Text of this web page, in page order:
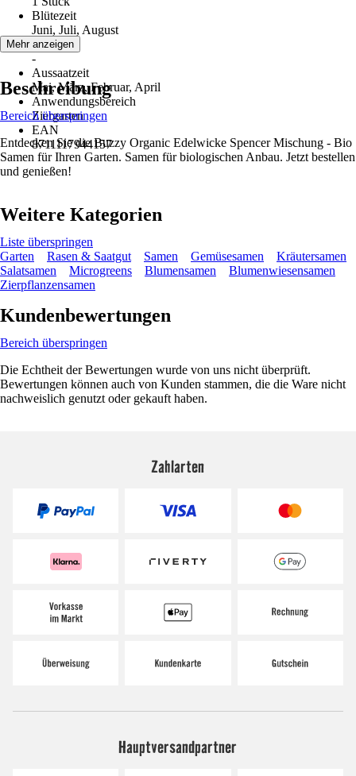
Blütezeit
Juni, Juli, August
Erntezeit
-
Aussaatzeit
Mai, März, Februar, April
Anwendungsbereich
Ziergarten
EAN
8711117944157
Mehr anzeigen
Beschreibung
Bereich überspringen
Entdecken Sie die Buzzy Organic Edelwicke Spencer Mischung - Bio
Samen für Ihren Garten. Samen für biologischen Anbau. Jetzt bestellen
und genießen!
Weitere Kategorien
Liste überspringen
Garten
Rasen & Saatgut Samen Gemüsesamen
Kräutersamen
Salatsamen
Microgreens Blumensamen
Blumenwiesensamen
Zierpflanzensamen
Kundenbewertungen
Bereich überspringen
Die Echtheit der Bewertungen wurde von uns nicht überprüft.
Bewertungen können auch von Kunden stammen, die die Ware nicht
nachweislich genutzt oder gekauft haben.
Zahlarten
Hauptversandpartner